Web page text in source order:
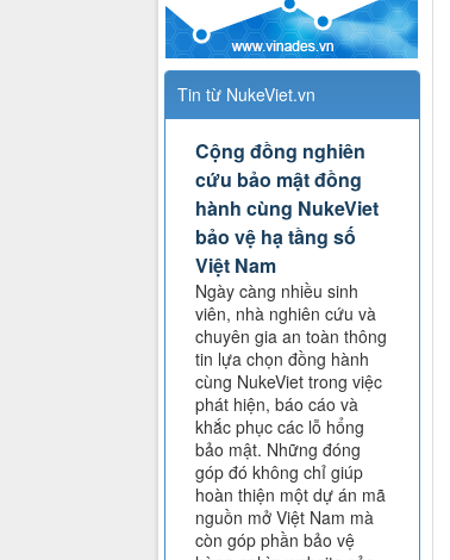
Tin từ NukeViet.vn
Cộng đồng nghiên
cứu bảo mật đồng
hành cùng NukeViet
bảo vệ hạ tầng số
Việt Nam
Ngày càng nhiều sinh
viên, nhà nghiên cứu và
chuyên gia an toàn thông
tin lựa chọn đồng hành
cùng NukeViet trong việc
phát hiện, báo cáo và
khắc phục các lỗ hổng
bảo mật. Những đóng
góp đó không chỉ giúp
hoàn thiện một dự án mã
nguồn mở Việt Nam mà
còn góp phần bảo vệ